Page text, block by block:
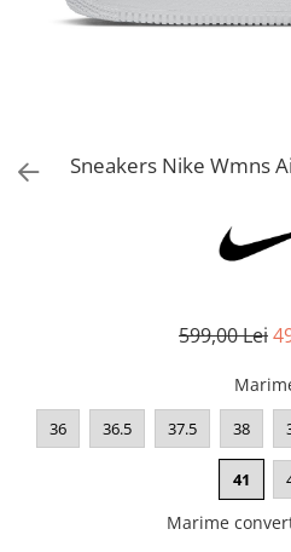
Bluze fotbal copii
Sorturi fotbal femei
Sneakers Nike Wmns
599,00 Lei
36 36.5 37.5 38
41
Marime